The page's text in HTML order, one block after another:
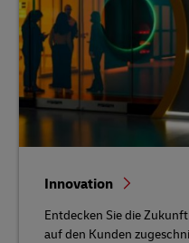
Innovation
Entdecken Sie die
auf den Kunden